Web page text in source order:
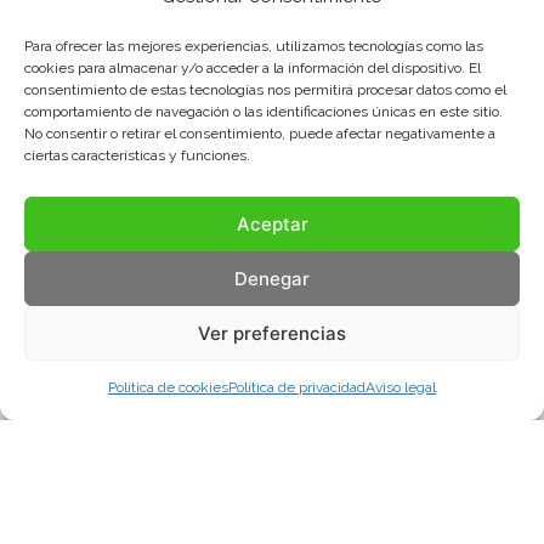
Para ofrecer las mejores experiencias, utilizamos tecnologías como las
cookies para almacenar y/o acceder a la información del dispositivo. El
consentimiento de estas tecnologías nos permitirá procesar datos como el
comportamiento de navegación o las identificaciones únicas en este sitio.
No consentir o retirar el consentimiento, puede afectar negativamente a
ciertas características y funciones.
Aceptar
Denegar
Ver preferencias
Política de cookiesPolítica de privacidadAviso legal